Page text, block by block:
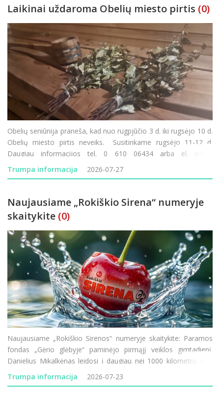
Laikinai uždaroma Obelių miesto pirtis (0)
Obelių seniūnija praneša, kad nuo rugpjūčio 3 d. iki rugsėjo 10 d.
Obelių miesto pirtis neveiks. Susitinkame rugsėjo 11-12 d.
Daugiau informacijos tel. 0 610 06434 arba el. paštu
obeliu.seniunija@rokiskis.lt
Trumpa informacija 2026-07-27
Naujausiame „Rokiškio Sirena“ numeryje
skaitykite (0)
Naujausiame „Rokiškio Sirenos“ numeryje skaitykite: Paramos
fondas „Gėrio glėbyje“ paminėjo pirmąjį veiklos gimtadienį.
Danielius Mikalkėnas leidosi į daugiau nei 1000 kilometrų žygį
pėsčiomis aplink Lietuvą. Prasideda Rokiškio ligoninės
modernizacija &ndas
Trumpa informacija 2026-07-23